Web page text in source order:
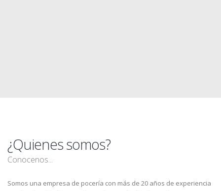
¿Quienes somos?
Conocenos...
Somos una empresa de pocería con más de 20 años de experiencia